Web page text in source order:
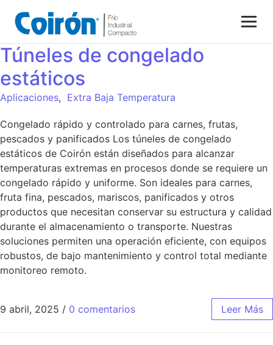
Túneles de congelado
estáticos
Aplicaciones, Extra Baja Temperatura
Congelado rápido y controlado para carnes, frutas,
pescados y panificados Los túneles de congelado
estáticos de Coirón están diseñados para alcanzar
temperaturas extremas en procesos donde se requiere un
congelado rápido y uniforme. Son ideales para carnes,
fruta fina, pescados, mariscos, panificados y otros
productos que necesitan conservar su estructura y calidad
durante el almacenamiento o transporte. Nuestras
soluciones permiten una operación eficiente, con equipos
robustos, de bajo mantenimiento y control total mediante
monitoreo remoto.
9 abril, 2025 / 0 comentarios Leer Más